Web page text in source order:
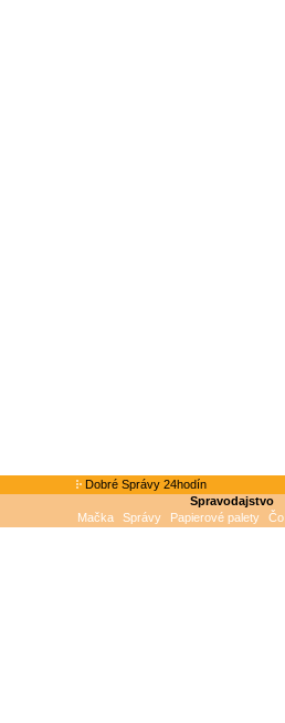
Dobré Správy 24hodín
Spravodajstvo
Mačka
Správy Papierové palety